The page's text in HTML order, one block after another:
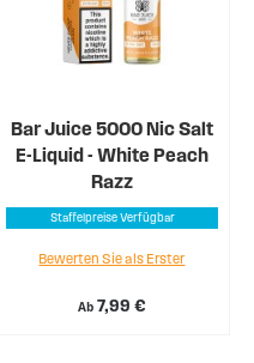
Bar Juice 5000 Nic Salt
E-Liquid - White Peach
Razz
Staffelpreise Verfügbar
Ab 7,99 €
Bewerten Sie als Erster